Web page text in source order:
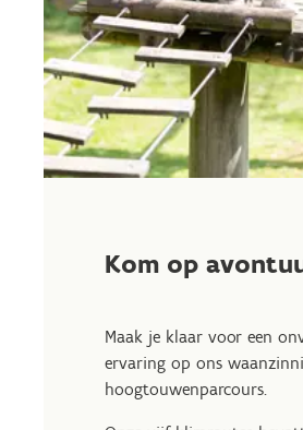
Kom op
Maak je klaar voor een
ervaring op ons
hoogtouwenparcours.